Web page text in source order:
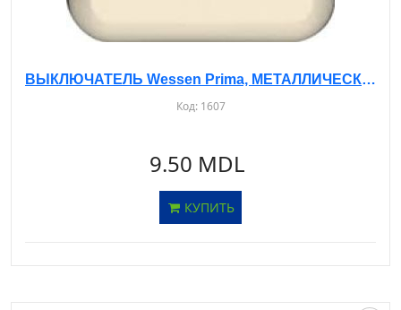
ВЫКЛЮЧАТЕЛЬ Wessen Prima, МЕТАЛЛИЧЕСКАЯ ОПОРА, О/У, 2-КЛ. БЕЖЕВЫЙ, A56-029M
Код: 1607
9.50 MDL
КУПИТЬ